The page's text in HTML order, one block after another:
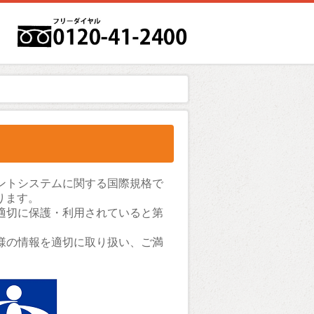
トシステムに関する国際規格で
す。
切に保護・利用されていると第
の情報を適切に取り扱い、ご満